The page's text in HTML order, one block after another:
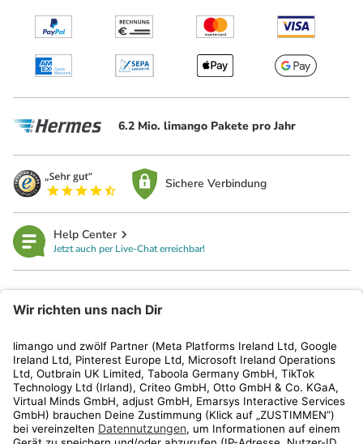
6.2 Mio. limango Pakete pro Jahr
Sichere Verbindung
Help Center
Jetzt auch per Live-Chat erreichbar!
Kundenservice
Shop
Aktionen